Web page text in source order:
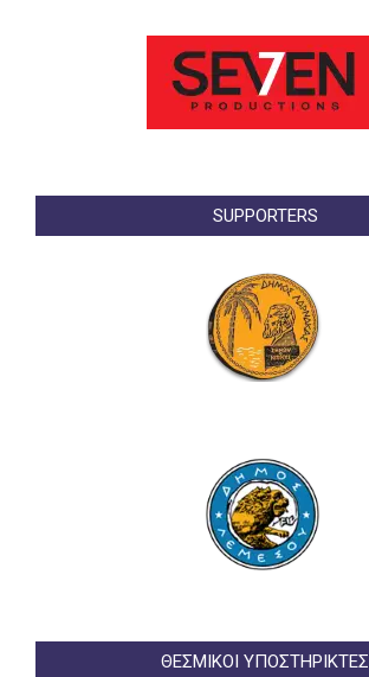
SUPPORTERS
ΘΕΣΜΙΚΟΙ ΥΠΟΣΤΗΡΙΚΤΕΣ